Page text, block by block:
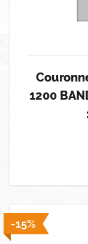
1200
-15%